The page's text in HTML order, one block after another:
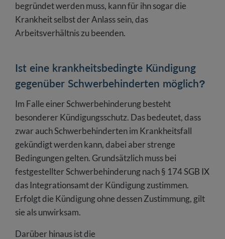
begründet werden muss, kann für ihn sogar die
Krankheit selbst der Anlass sein, das
Arbeitsverhältnis zu beenden.
Ist eine krankheitsbedingte Kündigung
gegenüber Schwerbehinderten möglich?
Im Falle einer Schwerbehinderung besteht
besonderer Kündigungsschutz. Das bedeutet, dass
zwar auch Schwerbehinderten im Krankheitsfall
gekündigt werden kann, dabei aber strenge
Bedingungen gelten. Grundsätzlich muss bei
festgestellter Schwerbehinderung nach § 174 SGB IX
das Integrationsamt der Kündigung zustimmen.
Erfolgt die Kündigung ohne dessen Zustimmung, gilt
sie als unwirksam.
Darüber hinaus ist die